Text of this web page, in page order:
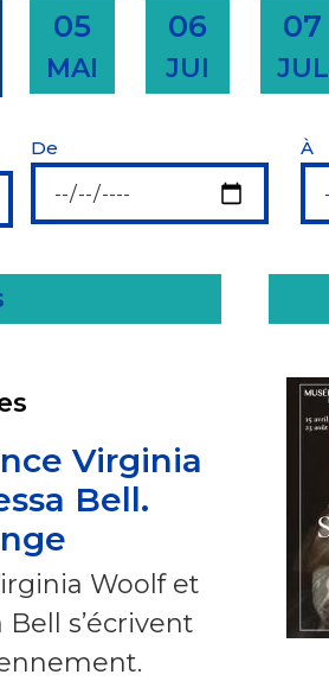
05
MAI
06
JUI
07
JUL
De À
Virginia
Bell.
Woolf et
s’écrivent